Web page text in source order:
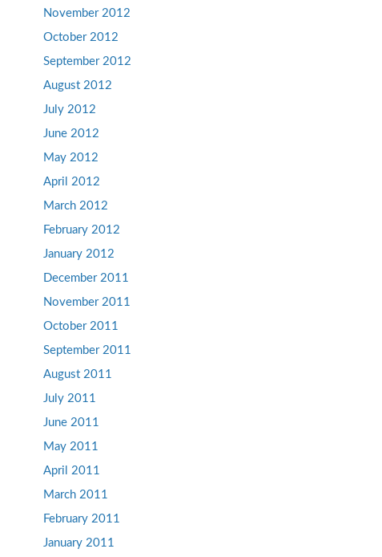
November 2012
October 2012
September 2012
August 2012
July 2012
June 2012
May 2012
April 2012
March 2012
February 2012
January 2012
December 2011
November 2011
October 2011
September 2011
August 2011
July 2011
June 2011
May 2011
April 2011
March 2011
February 2011
January 2011